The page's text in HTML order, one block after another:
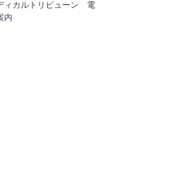
ィカルトリビューン 電
内